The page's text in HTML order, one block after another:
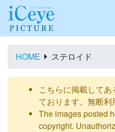
HOME ステロイド
こちらに掲載して
ております。無断利
The images posted
copyright.